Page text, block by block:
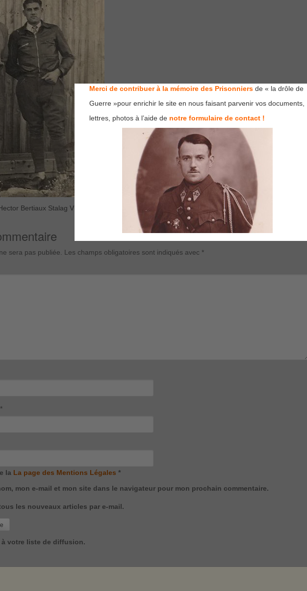
Bertiaux Stalag V A
sera pas publiée. Les champs obligatoires sont indiqués avec *
*
la La page des Mentions Légales *
mon e-mail et mon site dans le navigateur pour mon prochain commentaire.
les nouveaux articles par e-mail.
à votre liste de diffusion.
Merci de contribuer à la mémoire des Prisonniers de « la drôle de
Guerre »pour enrichir le site en nous faisant parvenir vos documents,
lettres, photos à l’aide de notre formulaire de contact !